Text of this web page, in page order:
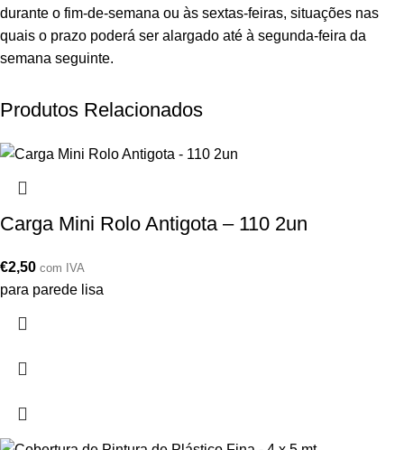
durante o fim-de-semana ou às sextas-feiras, situações nas
quais o prazo poderá ser alargado até à segunda-feira da
semana seguinte.
Produtos Relacionados
Carga Mini Rolo Antigota – 110 2un
€2,50 com IVA
para parede lisa